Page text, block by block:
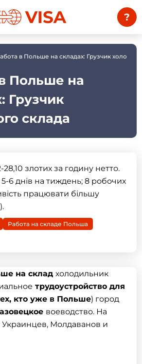
?
в Польше на складах: Грузчик
Польше на
Грузчик
склада
28,10 злотих за годину нетто.
5-6 днів на тиждень; 8 робочих
працювати більшу
Работа на складе Польша
на складхолодильник
трудоустройство для
кто уже в Польше) город
воеводство. На
Молдаванов и